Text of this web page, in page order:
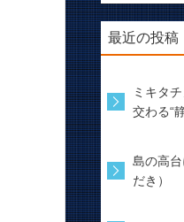
最近の投稿
ミキタ
交わる“
島の高
だき）